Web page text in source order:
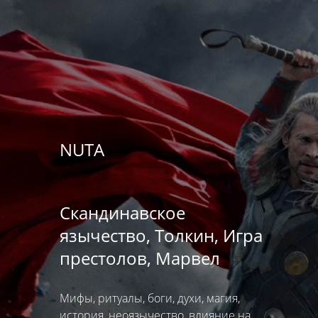
Скандинавское
язычество, Толкин, Игра
престолов, Марвел
Мифы, ритуалы, боги, духи, магия,
NUTA